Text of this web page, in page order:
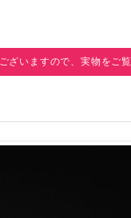
いますので、実物をご